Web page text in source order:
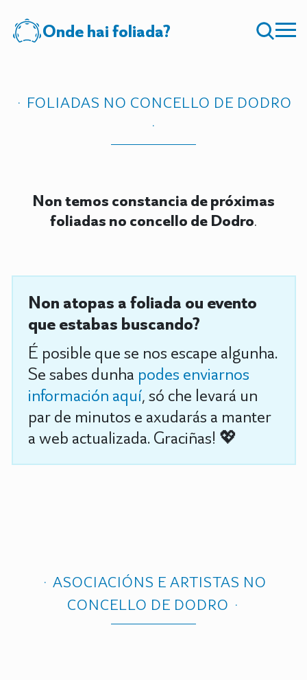
Onde hai foliada?
FOLIADAS NO CONCELLO DE DODRO
Non temos constancia de próximas
foliadas no concello de Dodro.
Non atopas a foliada ou evento
que estabas buscando?
É posible que se nos escape algunha.
Se sabes dunha podes enviarnos
información aquí, só che levará un
par de minutos e axudarás a manter
a web actualizada. Graciñas! 💖
ASOCIACIÓNS E ARTISTAS NO
CONCELLO DE DODRO